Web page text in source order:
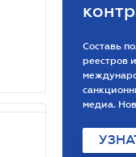
Составь
реестров
медиа.